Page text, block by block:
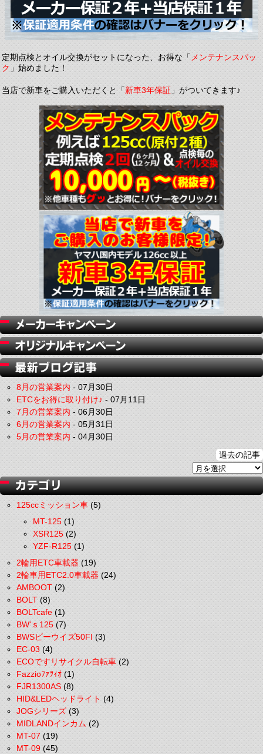
定期点検とオイル交換がセットになった、お得な「メンテナンスパッ
ク」始めました！
当店で新車をご購入いただくと「新車3年保証」がついてきます♪
8月の営業案内-07月30日
ETCをお得に取り付け♪-07月11日
7月の営業案内-06月30日
6月の営業案内-05月31日
5月の営業案内-04月30日
過去の記事
125ccミッション車(5)
MT-125(1)
XSR125(2)
YZF-R125(1)
2輪用ETC車載器(19)
2輪車用ETC2.0車載器(24)
AMBOOT(2)
BOLT(8)
BOLTcafe(1)
BW'ｓ125(7)
BWSビーウイズ50FI(3)
EC-03(4)
ECOですリサイクル自転車(2)
Fazzioﾌｧﾂｨｵ(1)
FJR1300AS(8)
HID&LEDヘッドライト(4)
JOGシリーズ(3)
MIDLANDインカム(2)
MT-07(19)
MT-09(45)